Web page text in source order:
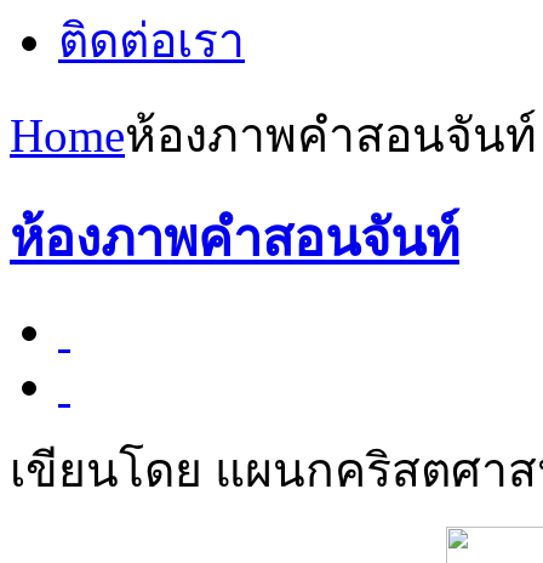
ติดต่อเรา
Homeห้องภาพคำสอนจันท์
ห้องภาพคำสอนจันท์
เขียนโดย แผนกคริสตศา